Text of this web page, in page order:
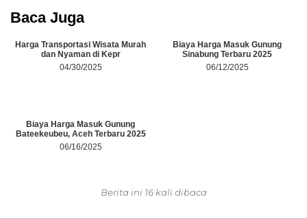
Baca Juga
Harga Transportasi Wisata Murah
dan Nyaman di Kepr
04/30/2025
Biaya Harga Masuk Gunung
Sinabung Terbaru 2025
06/12/2025
Biaya Harga Masuk Gunung
Bateekeubeu, Aceh Terbaru 2025
06/16/2025
Berita ini 16 kali dibaca